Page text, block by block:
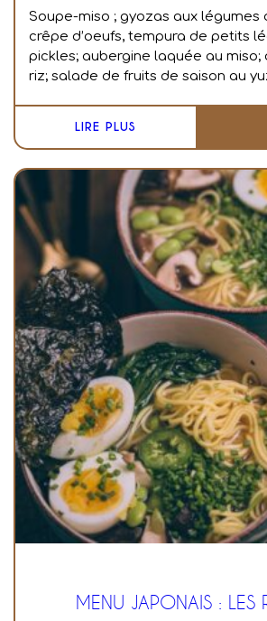
Soupe-miso ; gyozas aux légumes
crêpe d’oeufs, tempura de petits
pickles; aubergine laquée au miso;
riz; salade de fruits de saison au
LIRE PLUS
MENU JAPONAIS : LES